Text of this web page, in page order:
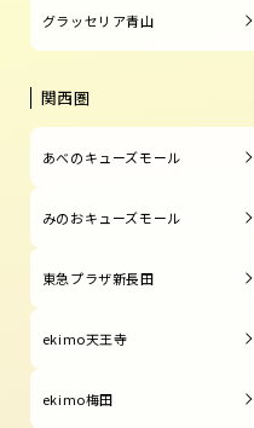
グラッセリア青山
関西圏
あべのキューズモール
みのおキューズモール
東急プラザ新長田
ekimo天王寺
ekimo梅田